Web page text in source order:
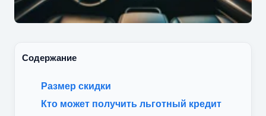
Содержание
Размер скидки
Кто может получить льготный кредит